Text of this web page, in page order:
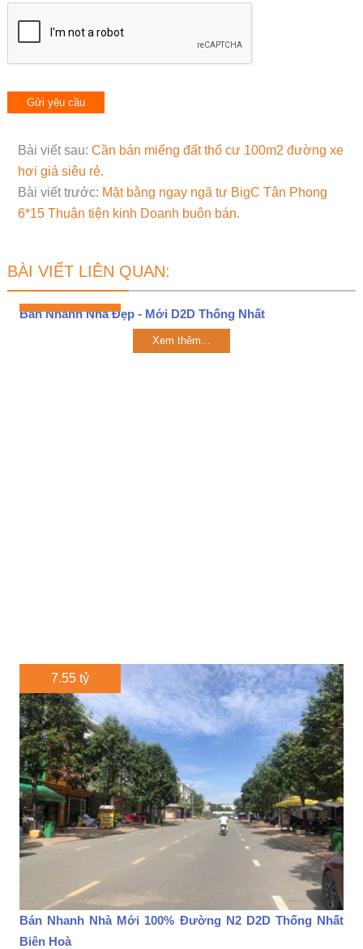
Bài viết sau: Cần bán miếng đất thổ cư 100m2 đường xe
hơi giá siêu rẻ.
Bài viết trước: Mặt bằng ngay ngã tư BigC Tân Phong
6*15 Thuận tiện kinh Doanh buôn bán.
BÀI VIẾT LIÊN QUAN:
Bán Nhanh Nhà Đẹp - Mới D2D Thống Nhất
Xem thêm...
7.55 tỷ
Bán Nhanh Nhà Mới 100% Đường N2 D2D Thống Nhất
Biên Hoà